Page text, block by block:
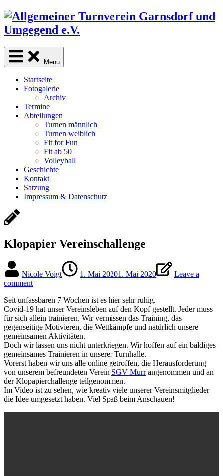
Skip
content
Menu
Startseite
Fotogalerie
Archiv
Termine
Abteilungen
Turnen männlich
Turnen weiblich
Fit for Fun
Fit ab 50
Volleyball
Geschichte
Kontakt
Satzung
Impressum & Datenschutz
Klopapier Vereinschallenge
Nicole Voigt 1. Mai 20201. Mai 2020
Leave a
comment
Seit unfassbaren 7 Wochen ist es hier sehr ruhig.
Covid-19 hat unser Vereinsleben auf den Kopf gestellt. Jeder muss
für sich allein trainieren. Wir vermissen das Training, das
gegenseitige Motivieren, die Wettkämpfe und natürlich unsere
gemeinsamen Aktivitäten.
Doch wir lassen uns nicht unterkriegen. Wir hoffen auf ein baldiges
gemeinsames Trainieren in unserer Turnhalle.
Vorerst haben wir uns alle online getroffen, die Herausforderung
von unserem befreundeten Verein SGV Murrangenommen und an
der Klopapierchallenge teilgenommen.
Im Video ist zu sehen, wie kreativ viele unserer Vereinsmitglieder
die Idee umgesetzt haben. Viel Spaß beim Anschauen!